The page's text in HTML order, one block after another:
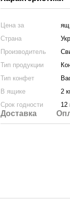
Цена за
ящ
Страна
Производитель
Тип продукции
Тип конфет
В ящике
2
Срок годности
12
Доставка